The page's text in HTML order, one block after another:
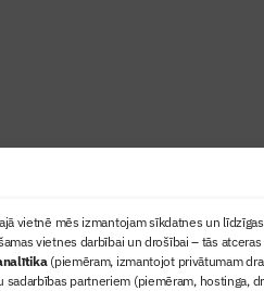
vietnē mēs izmantojam sīkdatnes un
vietnes darbībai un drošībai – tās
(piemēram, izmantojot privātumam
sadarbības partneriem (piemēram, hostinga,